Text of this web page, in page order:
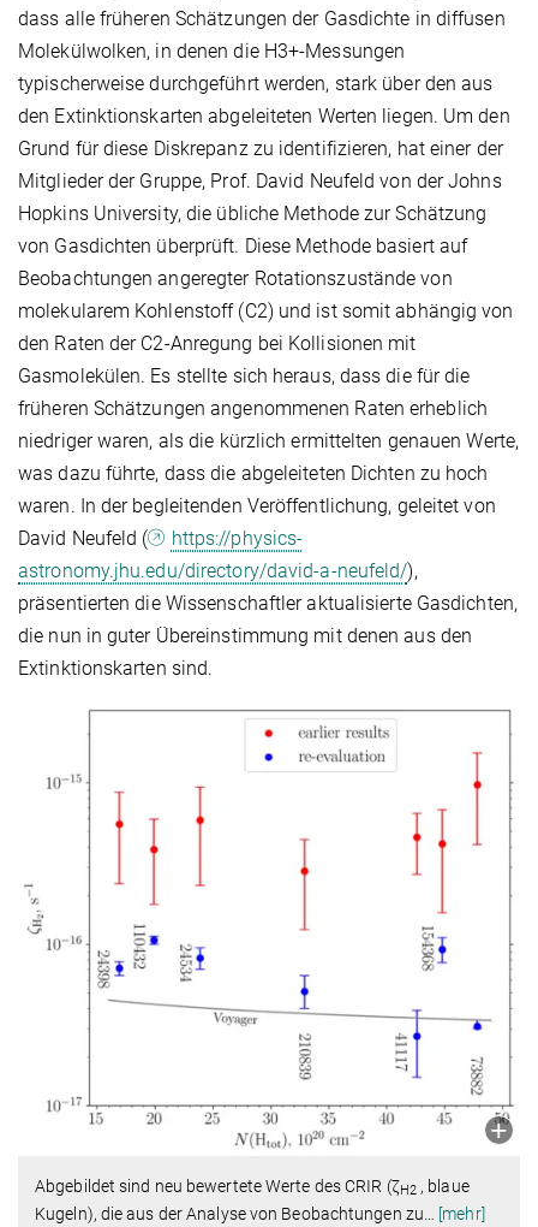
dass alle früheren Schätzungen der Gasdichte in diffusen
Molekülwolken, in denen die H3+-Messungen
typischerweise durchgeführt werden, stark über den aus
den Extinktionskarten abgeleiteten Werten liegen. Um den
Grund für diese Diskrepanz zu identifizieren, hat einer der
Mitglieder der Gruppe, Prof. David Neufeld von der Johns
Hopkins University, die übliche Methode zur Schätzung
von Gasdichten überprüft. Diese Methode basiert auf
Beobachtungen angeregter Rotationszustände von
molekularem Kohlenstoff (C2) und ist somit abhängig von
den Raten der C2-Anregung bei Kollisionen mit
Gasmolekülen. Es stellte sich heraus, dass die für die
früheren Schätzungen angenommenen Raten erheblich
niedriger waren, als die kürzlich ermittelten genauen Werte,
was dazu führte, dass die abgeleiteten Dichten zu hoch
waren. In der begleitenden Veröffentlichung, geleitet von
David Neufeld (
https://physics-
astronomy.jhu.edu/directory/david-a-neufeld/),
präsentierten die Wissenschaftler aktualisierte Gasdichten,
die nun in guter Übereinstimmung mit denen aus den
Extinktionskarten sind.
Abgebildet sind neu bewertete Werte des CRIR (ζH2, blaue
Kugeln), die aus der Analyse von Beobachtungen zu
[mehr]